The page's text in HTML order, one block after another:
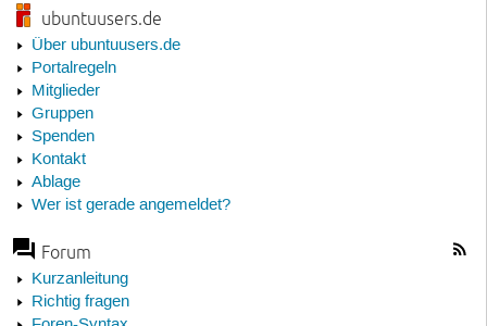
ubuntuusers.de
Über ubuntuusers.de
Portalregeln
Mitglieder
Gruppen
Spenden
Kontakt
Ablage
Wer ist gerade angemeldet?
Forum
Kurzanleitung
Richtig fragen